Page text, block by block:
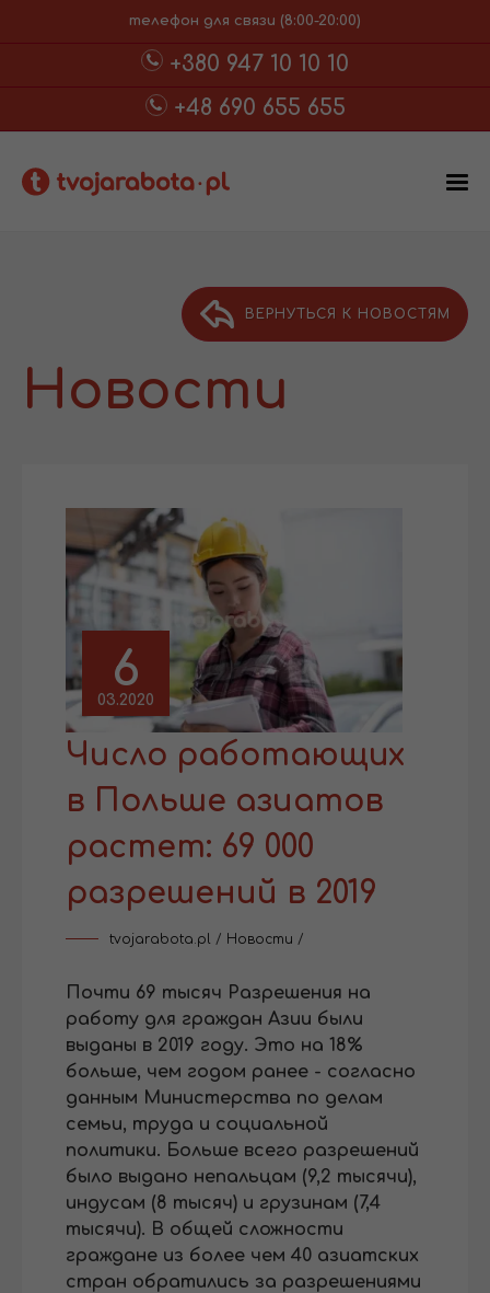
телефон для связи (8:00-20:00)
+380 947 10 10 10
+48 690 655 655
ВЕРНУТЬСЯ К НОВОСТЯМ
Новости
6
03.2020
Число работающих
в Польше азиатов
растет: 69 000
разрешений в 2019
tvojarabota.pl / Новости /
Почти 69 тысяч Разрешения на
работу для граждан Азии были
выданы в 2019 году. Это на 18%
больше, чем годом ранее - согласно
данным Министерства по делам
семьи, труда и социальной
политики. Больше всего разрешений
было выдано непальцам (9,2 тысячи),
индусам (8 тысяч) и грузинам (7,4
тысячи). В общей сложности
граждане из более чем 40 азиатских
стран обратились за разрешениями